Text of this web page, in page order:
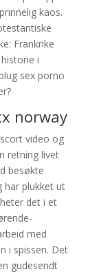
kaos.
Frankrike
i
sex porno
norway
video og
retning livet
besøkte
har plukket ut
det i et
med
i spissen. Det
gudesendt